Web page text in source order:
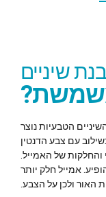
שיניים
הטבעיות נוצר
עם צבע הדנטין
של האמייל.
אמייל חלק יותר
ולכן על הצבע.